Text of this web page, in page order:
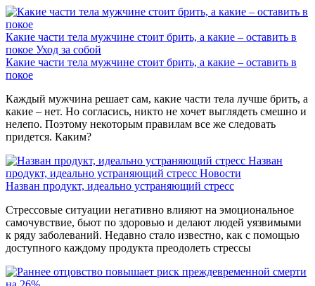
Какие части тела мужчине стоит брить, а какие – оставить в
покое Уход за собой
Какие части тела мужчине стоит брить, а какие – оставить в
покое
Каждый мужчина решает сам, какие части тела лучше брить, а
какие – нет. Но согласись, никто не хочет выглядеть смешно и
нелепо. Поэтому некоторым правилам все же следовать
придется. Каким?
Назван
продукт, идеально устраняющий стресс Новости
Назван продукт, идеально устраняющий стресс
Стрессовые ситуации негативно влияют на эмоциональное
самочувствие, бьют по здоровью и делают людей уязвимыми
к ряду заболеваний. Недавно стало известно, как с помощью
доступного каждому продукта преодолеть стрессы